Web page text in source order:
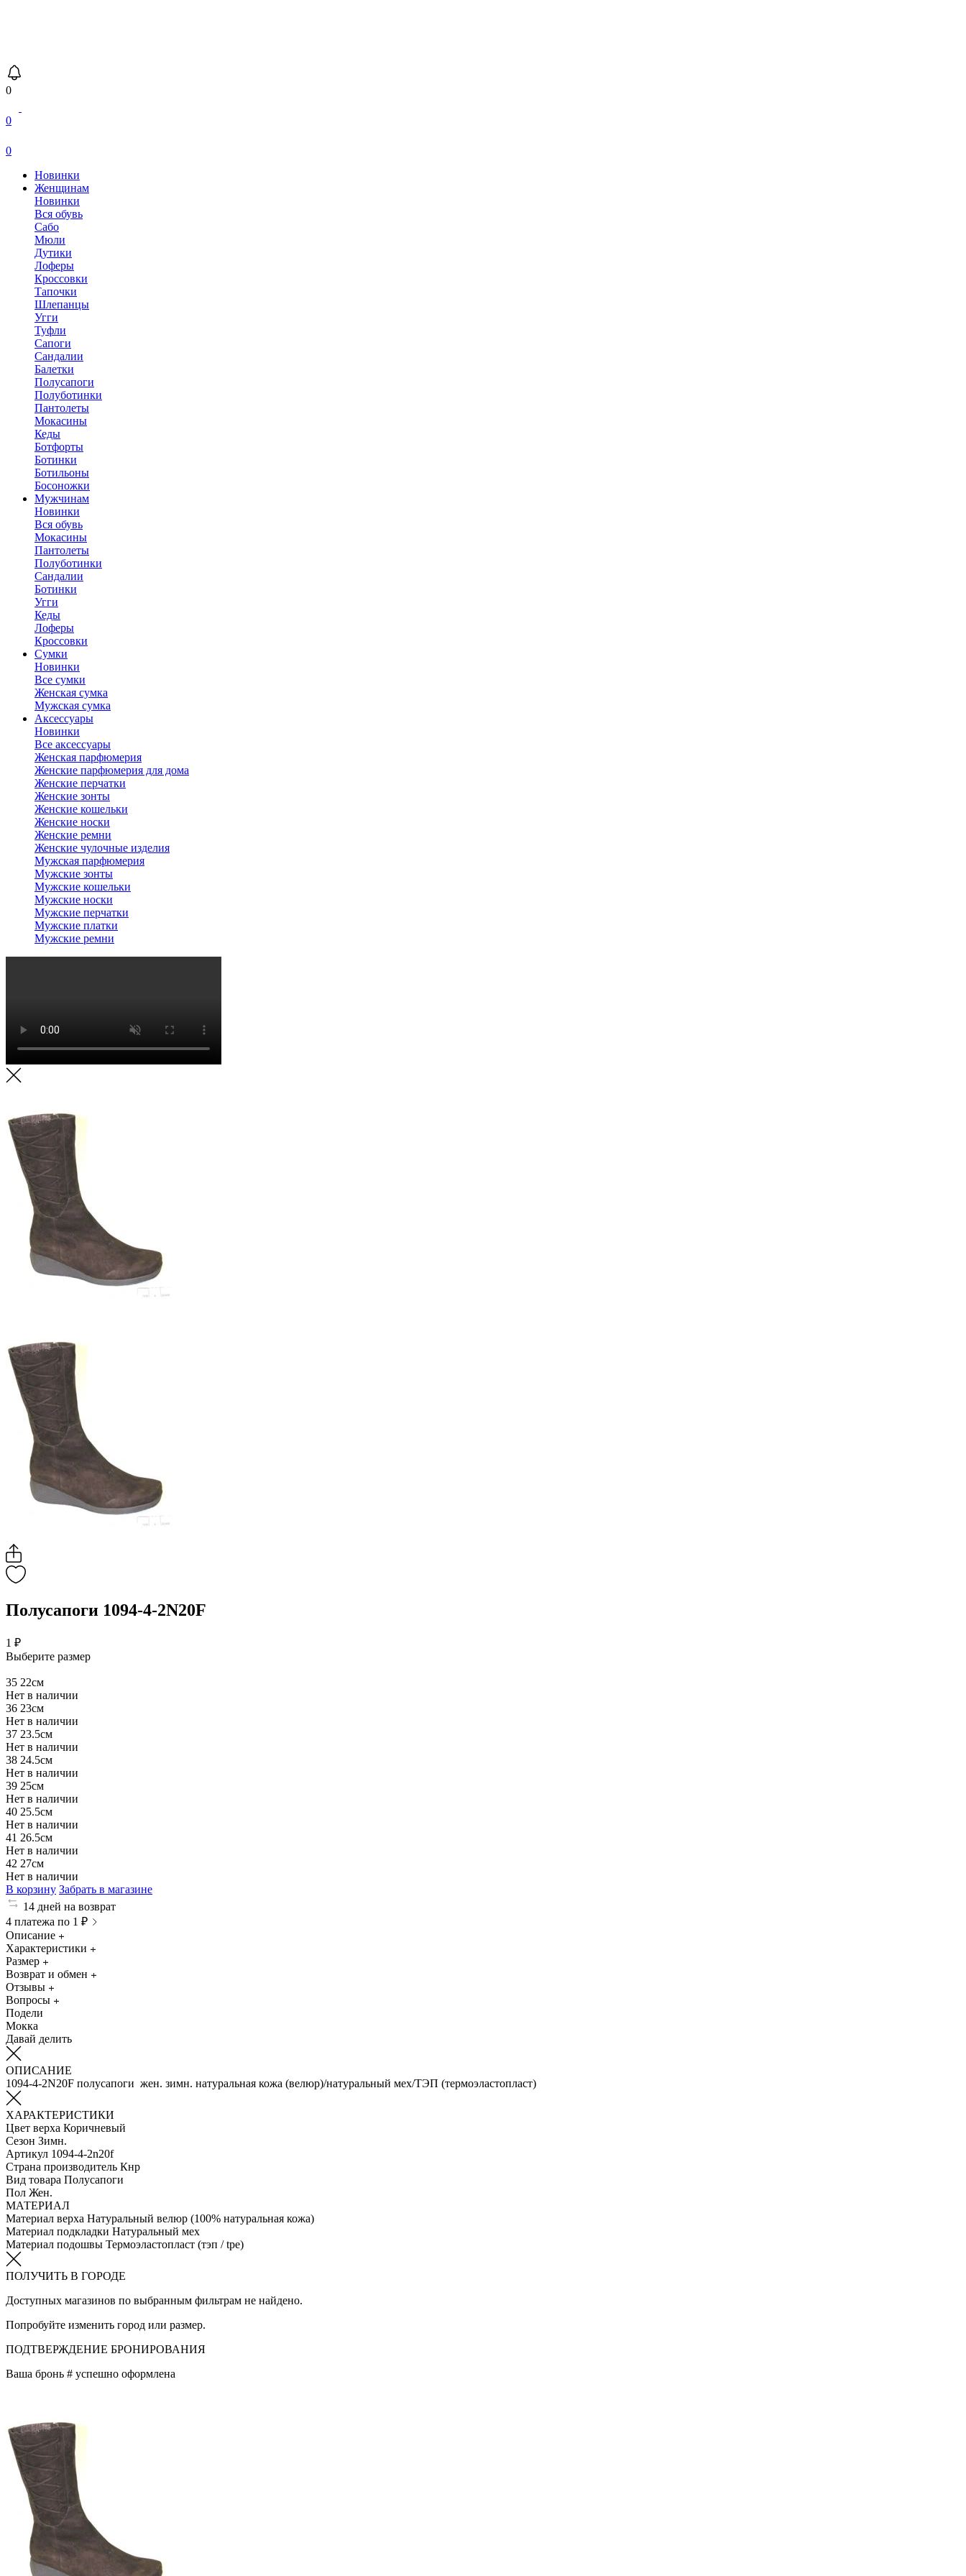
0
0
0
Новинки
Женщинам
Новинки
Вся обувь
Сабо
Мюли
Дутики
Лоферы
Кроссовки
Тапочки
Шлепанцы
Угги
Туфли
Сапоги
Сандалии
Балетки
Полусапоги
Полуботинки
Пантолеты
Мокасины
Кеды
Ботфорты
Ботинки
Ботильоны
Босоножки
Мужчинам
Новинки
Вся обувь
Мокасины
Пантолеты
Полуботинки
Сандалии
Ботинки
Угги
Кеды
Лоферы
Кроссовки
Сумки
Новинки
Все сумки
Женская сумка
Мужская сумка
Аксессуары
Новинки
Все аксессуары
Женская парфюмерия
Женские парфюмерия для дома
Женские перчатки
Женские зонты
Женские кошельки
Женские носки
Женские ремни
Женские чулочные изделия
Мужская парфюмерия
Мужские зонты
Мужские кошельки
Мужские носки
Мужские перчатки
Мужские платки
Мужские ремни
Полусапоги 1094-4-2N20F
1 ₽
Выберите размер
35 22см
Нет в наличии
36 23см
Нет в наличии
37 23.5см
Нет в наличии
38 24.5см
Нет в наличии
39 25см
Нет в наличии
40 25.5см
Нет в наличии
41 26.5см
Нет в наличии
42 27см
Нет в наличии
В корзину Забрать в магазине
14 дней на возврат
4 платежа по 1 ₽
Описание
Характеристики
Размер
Возврат и обмен
Отзывы
Вопросы
Подели
Мокка
Давай делить
ОПИСАНИЕ
1094-4-2N20F полусапоги жен. зимн. натуральная кожа (велюр)/натуральный мех/ТЭП (термоэластопласт)
ХАРАКТЕРИСТИКИ
Цвет верха Коричневый
Сезон Зимн.
Артикул 1094-4-2n20f
Страна производитель Кнр
Вид товара Полусапоги
Пол Жен.
МАТЕРИАЛ
Материал верха Натуральный велюр (100% натуральная кожа)
Материал подкладки Натуральный мех
Материал подошвы Термоэластопласт (тэп / tpe)
ПОЛУЧИТЬ В ГОРОДЕ
Доступных магазинов по выбранным фильтрам не найдено.
Попробуйте изменить город или размер.
ПОДТВЕРЖДЕНИЕ БРОНИРОВАНИЯ
Ваша бронь # успешно оформлена